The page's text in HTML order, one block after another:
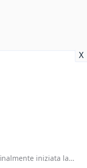
X
The Flash: è finalmente iniziata la 7^ stagione, ecco i titoli e le trame